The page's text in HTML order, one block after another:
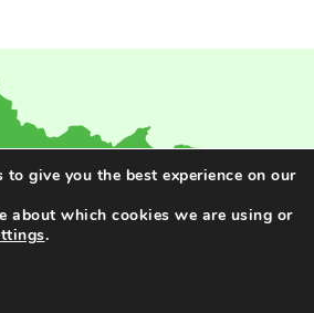
give you the best experience on our
about which cookies we are using or
.